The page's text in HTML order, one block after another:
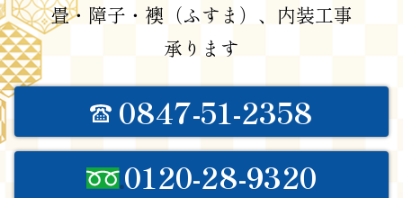
畳・障子・襖（ふすま）、内装工事
承ります
0847-51-2358
0120-28-9320